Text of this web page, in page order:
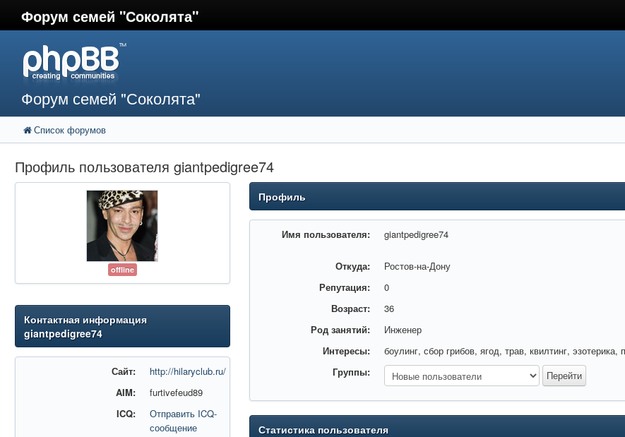
Форум семей "Соколята"
Форум семей "Соколята"
Список форумов
Профиль пользователя giantpedigree74
offline
Контактная информация
giantpedigree74
Сайт:
http://hilaryclub.ru/
AIM:
furtivefeud89
ICQ:
Отправить ICQ-
сообщение
Профиль
Имя пользователя: giantpedigree74
Откуда:
Ростов-на-Дону
Репутация:
0
Возраст:
36
Род занятий:
Инженер
Интересы:
боулинг, сбор грибов, ягод, трав, квилтинг,
Группы:
Статистика пользователя